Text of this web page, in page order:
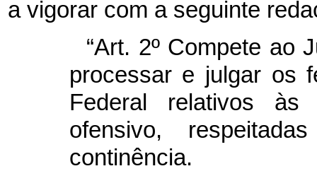
a vigorar com a seguinte
“Art. 2º Compete ao
processar e julgar os
Federal relativos às
ofensivo,
continência.